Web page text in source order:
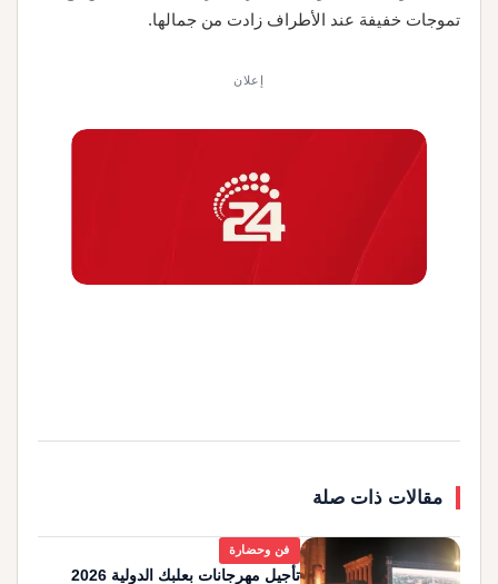
تموجات خفيفة عند الأطراف زادت من جمالها.
إعلان
مقالات ذات صلة
فن وحضارة
تأجيل مهرجانات بعلبك الدولية 2026